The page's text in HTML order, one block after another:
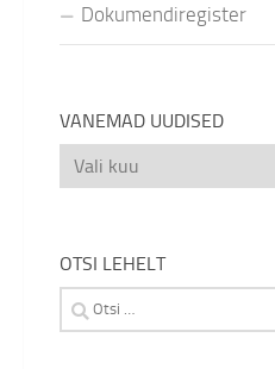
Dokumendiregister
VANEMAD UUDISED
Vanemad
uudised
OTSI LEHELT
Otsi: